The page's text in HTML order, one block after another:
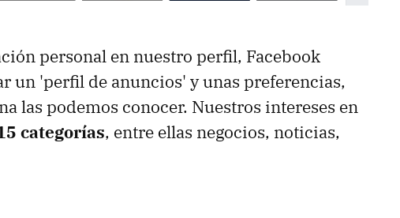
personal en nuestro perfil, Facebook
un 'perfil de anuncios' y unas preferencias,
las podemos conocer. Nuestros intereses en
categorías, entre ellas negocios, noticias,